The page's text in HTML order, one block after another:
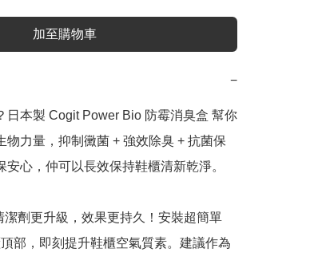
加至購物車
−
日本製 Cogit Power Bio 防霉消臭盒 幫你
物力量，抑制黴菌 + 強效除臭 + 抗菌保
安心，仲可以長效保持鞋櫃清新乾淨。
潔劑更升級，效果更持久！安裝超簡單
部，即刻提升鞋櫃空氣質素。建議作為